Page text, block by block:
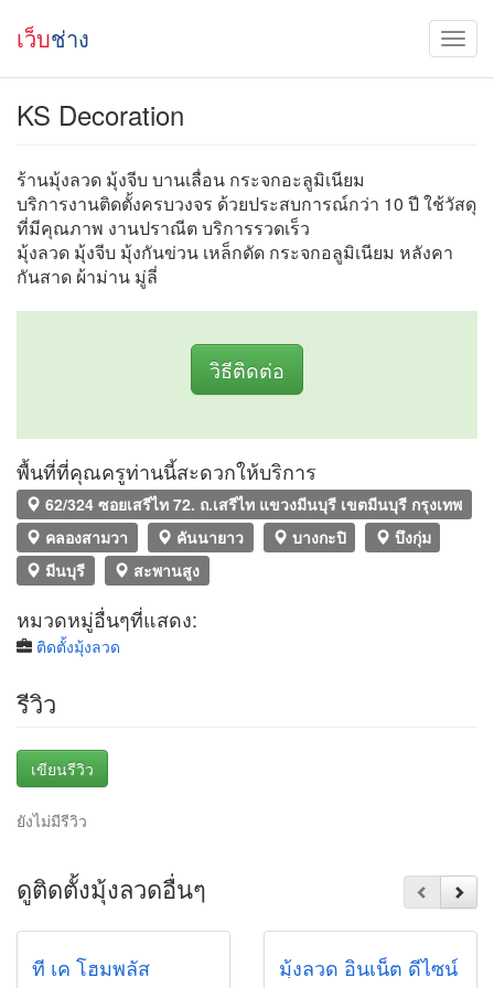
เว็บช่าง
KS Decoration
ร้านมุ้งลวด มุ้งจีบ บานเลื่อน กระจกอะลูมิเนียม
บริการงานติดตั้งครบวงจร ด้วยประสบการณ์กว่า 10 ปี ใช้วัสดุ
ที่มีคุณภาพ งานปราณีต บริการรวดเร็ว
มุ้งลวด มุ้งจีบ มุ้งกันข่วน เหล็กดัด กระจกอลูมิเนียม หลังคา
กันสาด ผ้าม่าน มู่ลี่
วิธีติดต่อ
พื้นที่ที่คุณครูท่านนี้สะดวกให้บริการ
62/324 ซอยเสรีไท 72. ถ.เสรีไท แขวงมีนบุรี เขตมีนบุรี กรุงเทพ
คลองสามวา
คันนายาว บางกะปิ
บึงกุ่ม
มีนบุรี
สะพานสูง
หมวดหมู่อื่นๆที่แสดง:
ติดตั้งมุ้งลวด
รีวิว
เขียนรีวิว
ยังไม่มีรีวิว
ดูติดตั้งมุ้งลวดอื่นๆ
ที เค โฮมพลัส มุ้งลวด อินเน็ต ดีไซน์